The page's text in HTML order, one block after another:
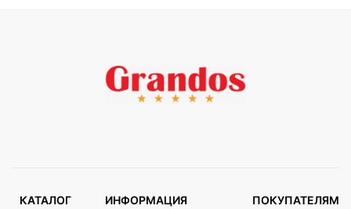
КАТАЛОГ ИНФОРМАЦИЯ ПОКУПАТЕЛЯМ